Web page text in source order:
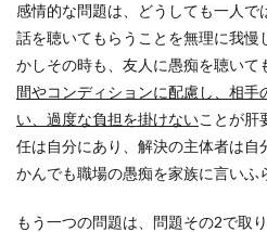
感情的な問題は、どうしても一人で
話を聴いてもらうことを無理に我慢
かしその時も、友人に愚痴を聴いて
間やコンディションに配慮し、相手
い、過度な負担を掛けないことが肝
任は自分にあり、解決の主体者は自
かんでも職場の愚痴を家族に言いふ
もう一つの問題は、問題その2で取